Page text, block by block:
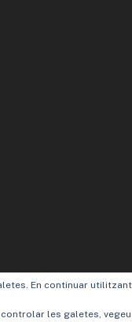
En continuar
les galetes, vegeu